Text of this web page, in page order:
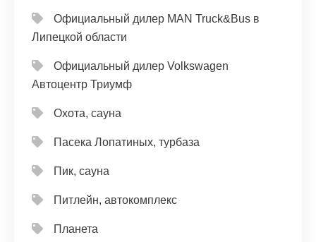
Официальный дилер MAN Truck&Bus в
Липецкой области
Официальный дилер Volkswagen
Автоцентр Триумф
Охота, сауна
Пасека Лопатиных, турбаза
Пик, сауна
Питлейн, автокомплекс
Планета